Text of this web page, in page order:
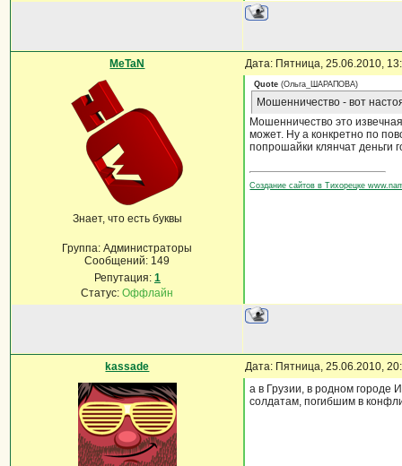
MeTaN Дата: Пятница, 25.06.2010,
Знает, что есть буквы
Группа: Администраторы
Сообщений: 149
Репутация: 1
Статус:Оффлайн
Quote (Ольга_ШАРАПОВА)
Мошенничество - вот
Мошенничество это
может. Ну а конкретно по
попрошайки клянчат деньги
Создание сайтов в Тихорецке
kassade Дата: Пятница, 25.06.2010,
а в Грузии, в родном городе
солдатам, погибшим в